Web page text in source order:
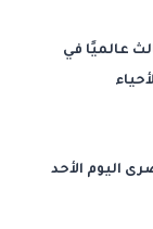
عالميًا في
2026» للأحياء
اليوم الأحد